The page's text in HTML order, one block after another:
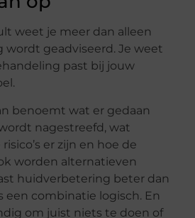
weet je meer dan alleen
wordt geadviseerd. Je weet
past bij jouw
benoemt wat er gedaan
nagestreefd, wat
er zijn en hoe de
worden alternatieven
huidverbetering beter dan
een combinatie logisch. En
om juist niets te doen of